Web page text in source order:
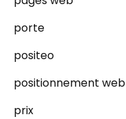
porte
positeo
positionnement web
prix